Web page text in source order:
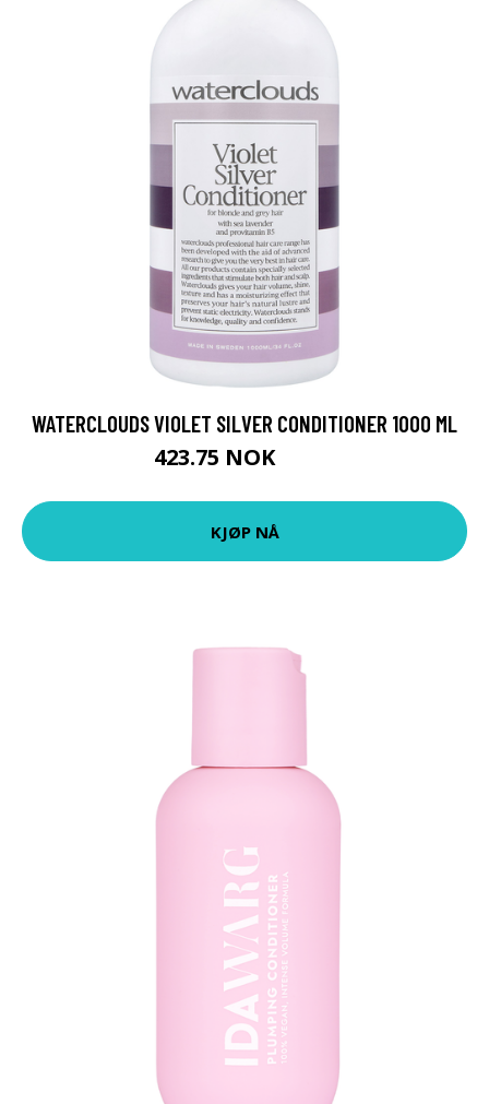
WATERCLOUDS VIOLET SILVER CONDITIONER 1000 ML
423.75 NOK
KJØP NÅ